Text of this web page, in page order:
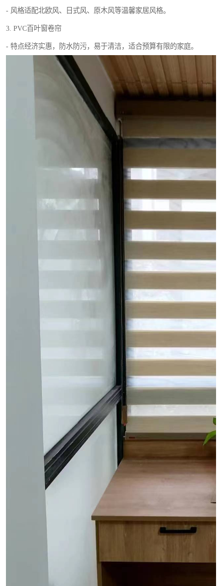
- 风格适配北欧风、日式风、原木风等温馨家居风格。
3. PVC百叶窗卷帘
- 特点经济实惠，防水防污，易于清洁，适合预算有限的家庭。